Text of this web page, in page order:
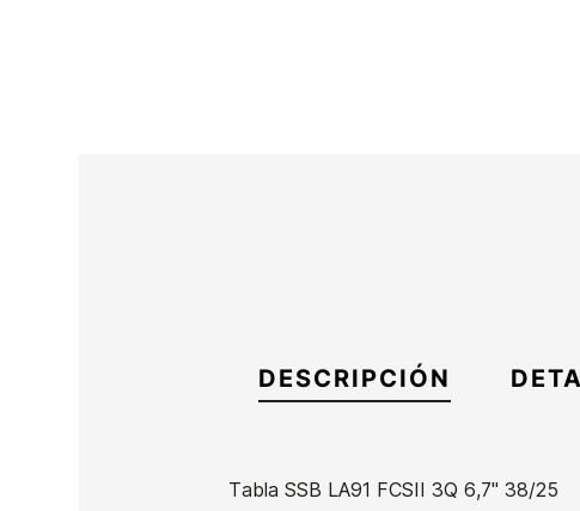
DESCRIPCIÓN
Tabla SSB LA91 FCSII 3Q 6,7" 38/25